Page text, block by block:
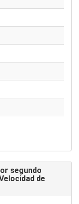
segundo
de